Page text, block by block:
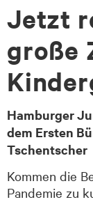
Jetzt
große
Hamburger
dem Ersten
Tschentscher
Kommen die
Pandemie zu